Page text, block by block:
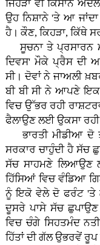
ਜਿਹੜਾ ਵੀ ਕਿਸਾਨ
ਉਹ ਨਿਸ਼ਾਨੇ 'ਤੇ ਆ
ਹੈ। ਕੌਣ, ਕਿਹੜਾ, ਕਿੱਥੇ
ਸੂਚਨਾ ਤੇ ਪ੍ਰਸਾਰਨ
ਦਿਵਸ' ਮੌਕੇ ਪ੍ਰੈਸ ਦੀ
ਸੀ। ਦੋਵਾਂ ਨੇ ਜਾਅਲੀ
ਬੀ ਬੀ ਸੀ ਨੇ ਆਪਣੇ ਇਕ
ਵਿਚ ਉੱਭਰ ਰਹੀ
ਫੈਲਾਉਣ ਲਈ ਉਕਸਾ ਰਹੀ
ਭਾਰਤੀ ਮੀਡੀਆ ਦੋ
ਸਰਕਾਰ ਚਾਹੁੰਦੀ ਹੈ ਸੱਚ
ਸੱਚ ਸਾਹਮਣੇ ਲਿਆਉਣ
ਹਿੱਸਿਆਂ ਵਿਚ ਵੰਡਿਆ
ਨੂੰ ਇਕੋ ਵੇਲੇ ਦੋ ਫਰੰਟ 'ਤੇ
ਦੂਸਰੇ ਪਾਸੇ ਸੱਚ
ਵਿਚ ਚੰਗੇ ਸਿਹਤਮੰਦ
ਹਿੱਤਾਂ ਦੀ ਗੱਲ ਉਭਰਵੇਂ